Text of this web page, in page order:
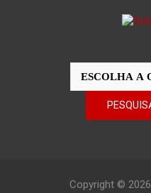
Copyright © 2026